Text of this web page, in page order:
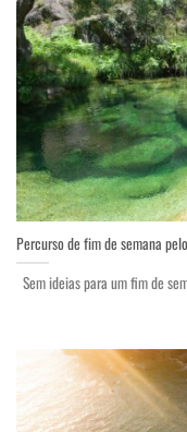
Percurso de fim de semana
Sem ideias para um fim de